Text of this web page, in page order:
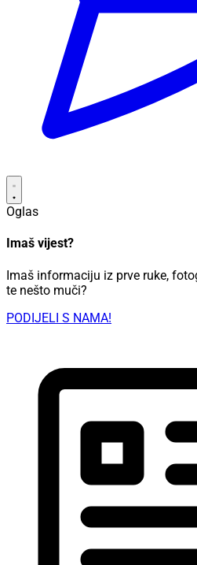
Oglas
Imaš vijest?
Imaš informaciju iz prve ruke,
te nešto muči?
PODIJELI S NAMA!